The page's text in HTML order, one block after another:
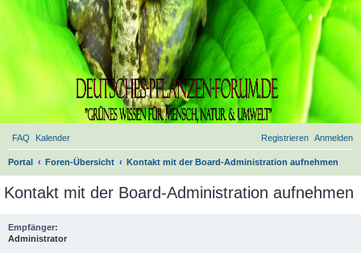
FAQ Kalender Anmelden
Registrieren
Portal Foren-Übersicht Kontakt mit der Board-Administration aufnehmen
c
Kontakt mit der Board-Administration aufnehmen
Empfänger:
Administrator